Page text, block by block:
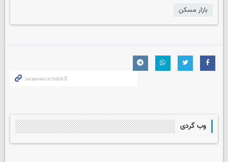
بازار مسکن
وب گردی